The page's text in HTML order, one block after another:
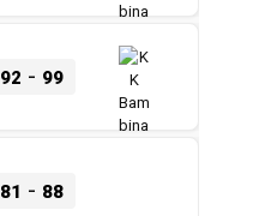
92 - 99
81 - 88